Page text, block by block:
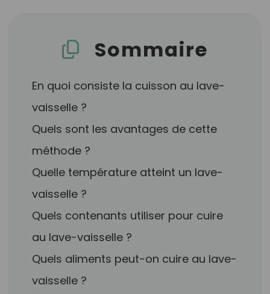
Sommaire
En quoi consiste la cuisson au lave-
vaisselle ?
Quels sont les avantages de cette
méthode ?
Quelle température atteint un lave-
vaisselle ?
Quels contenants utiliser pour cuire
au lave-vaisselle ?
Quels aliments peut-on cuire au lave-
vaisselle ?